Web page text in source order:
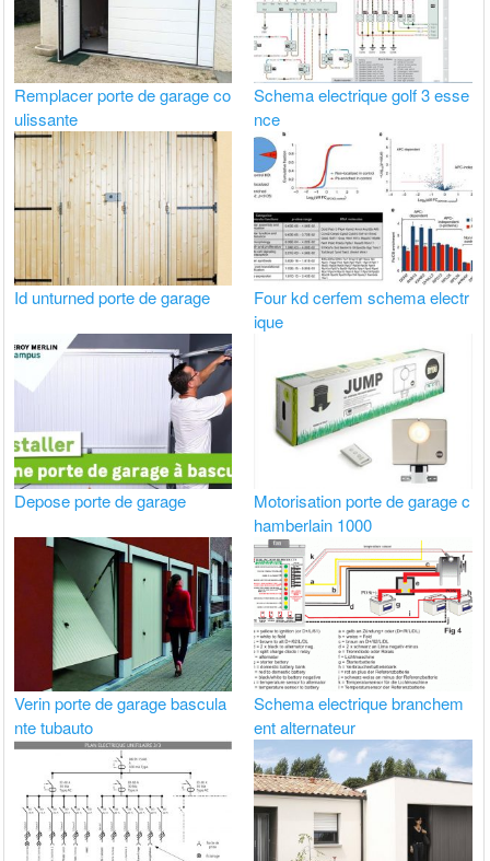
Remplacer porte de garage co
ulissante
Schema electrique golf 3 esse
nce
Id unturned porte de garage
Four kd cerfem schema electr
ique
Depose porte de garage
Motorisation porte de garage c
hamberlain 1000
Verin porte de garage bascula
nte tubauto
Schema electrique branchem
ent alternateur